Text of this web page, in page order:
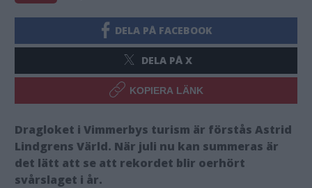
DELA PÅ FACEBOOK
DELA PÅ X
KOPIERA LÄNK
Dragloket i Vimmerbys turism är förstås Astrid
Lindgrens Värld. När juli nu kan summeras är
det lätt att se att rekordet blir oerhört
svårslaget i år.